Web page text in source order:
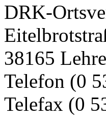
DRK-
38165 Lehre
Telefon (0
Telefax (0